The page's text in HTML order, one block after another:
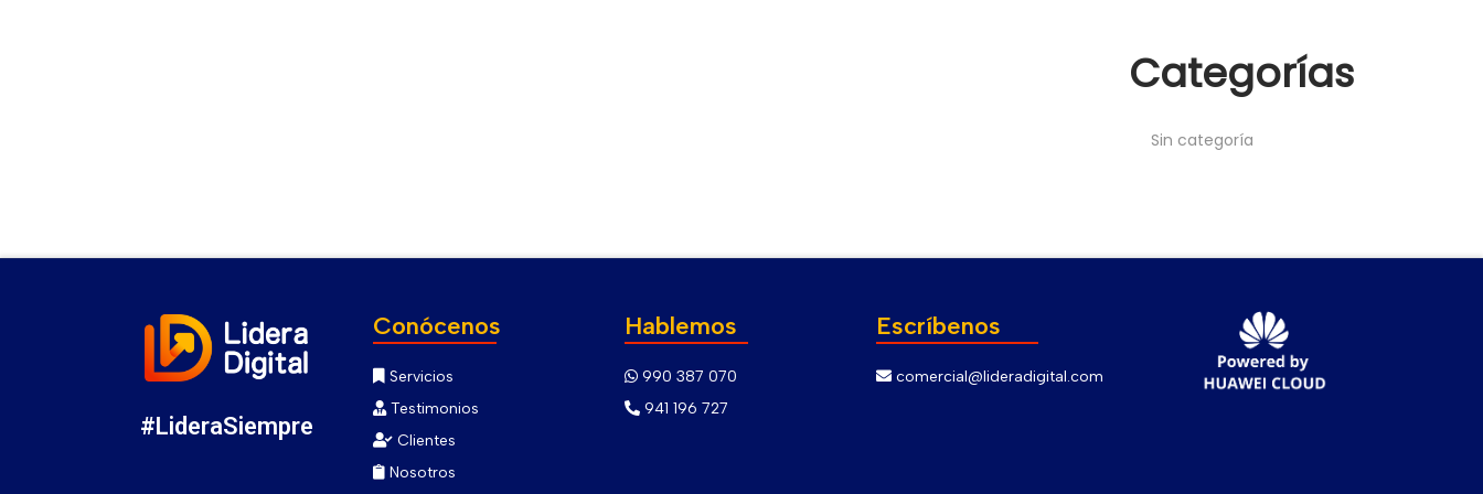
Categorías
Sin categoría
#LideraSiempre
Conócenos
Servicios
Testimonios
Clientes
Nosotros
Hablemos
990 387 070
941 196 727
Escríbenos
comercial@lideradigital.com